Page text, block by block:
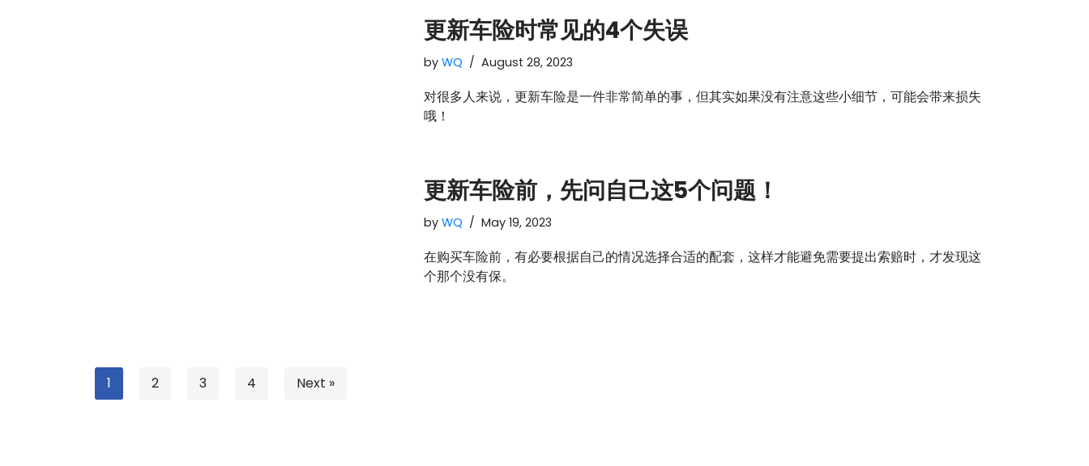
更新车险时常见的4个失误
by WQ August 28, 2023
对很多人来说，更新车险是一件非常简单的事，但其实如果没有注意这些小细节，可能会带来损失
哦！
更新车险前，先问自己这5个问题！
by WQ May 19, 2023
在购买车险前，有必要根据自己的情况选择合适的配套，这样才能避免需要提出索赔时，才发现这
个那个没有保。
1 2 3 4 Next »